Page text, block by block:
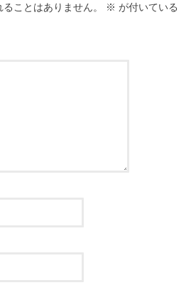
ことはありません。 ※ が付いている